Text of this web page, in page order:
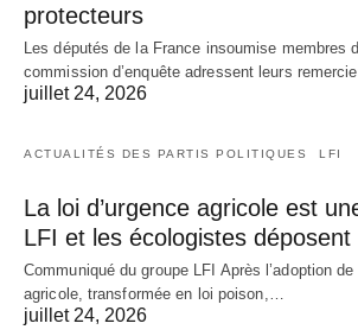
protecteurs
Les députés de la France insoumise membres
commission d’enquête adressent leurs
juillet 24, 2026
ACTUALITÉS DES PARTIS POLITIQUES LFI
La loi d’urgence agricole est
LFI et les écologistes déposent
Communiqué du groupe LFI Après l’adoption de
agricole, transformée en loi poison,…
juillet 24, 2026